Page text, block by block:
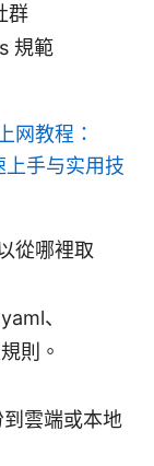
群
規範
网教程：
手与实用技
從哪裡取
、
則。
雲端或本地